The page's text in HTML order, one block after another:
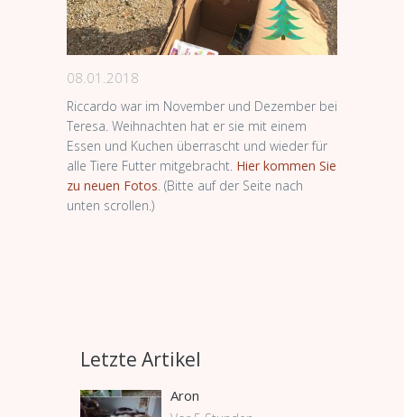
08.01.2018
Riccardo war im November und Dezember bei
Teresa. Weihnachten hat er sie mit einem
Essen und Kuchen überrascht und wieder für
alle Tiere Futter mitgebracht. Hier kommen Sie
zu neuen Fotos. (Bitte auf der Seite nach
unten scrollen.)
Letzte Artikel
Aron